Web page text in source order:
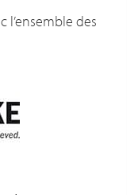
l’ensemble des